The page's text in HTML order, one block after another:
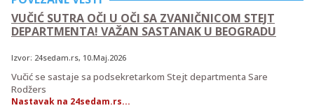
VUČIĆ SUTRA OČI U OČI SA ZVANIČNICOM STEJT
DEPARTMENTA! VAŽAN SASTANAK U BEOGRADU
Izvor: 24sedam.rs, 10.Maj.2026
Vučić se sastaje sa podsekretarkom Stejt departmenta Sare
Rodžers
Nastavak na 24sedam.rs...